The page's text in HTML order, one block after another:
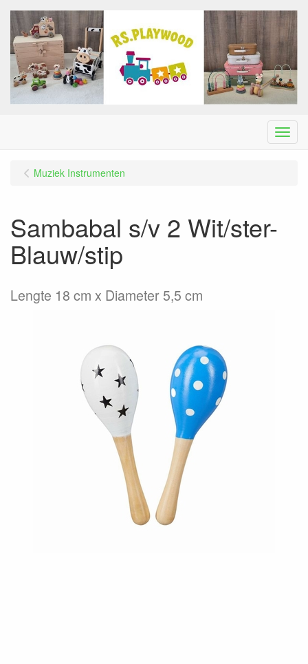
Menu
Muziek Instrumenten
Sambabal s/v 2 Wit/ster-
Blauw/stip
Lengte 18 cm x Diameter 5,5 cm